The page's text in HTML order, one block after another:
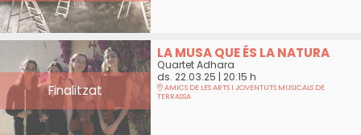
Finalitzat
LA MUSA QUE ÉS LA NATURA
Quartet Adhara
ds. 22.03.25 | 20:15 h
AMICS DE LES ARTS I JOVENTUTS MUSICALS DE
TERRASSA